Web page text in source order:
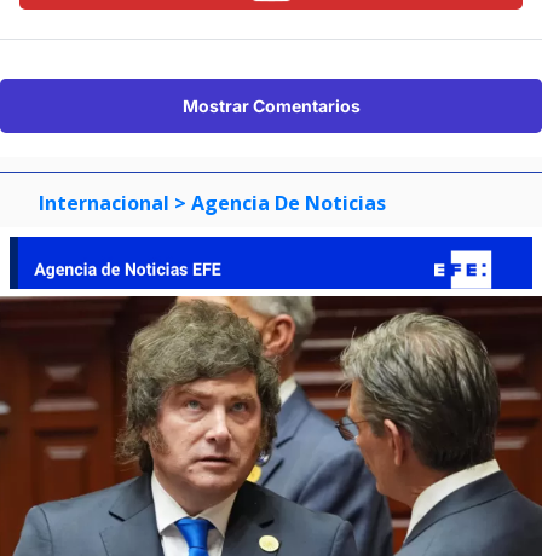
Mostrar Comentarios
Internacional > Agencia De Noticias